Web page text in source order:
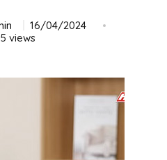
16/04/2024
views